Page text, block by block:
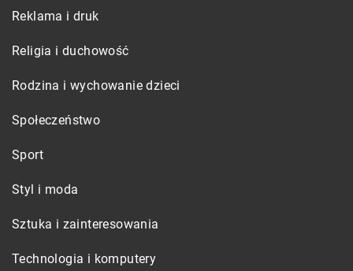
Reklama i druk
Religia i duchowość
Rodzina i wychowanie dzieci
Społeczeństwo
Sport
Styl i moda
Sztuka i zainteresowania
Technologia i komputery